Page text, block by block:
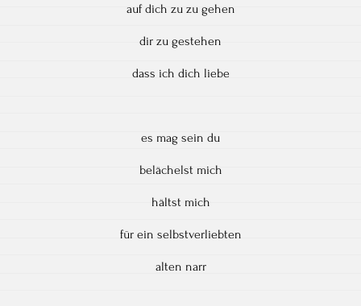
auf dich zu zu gehen
dir zu gestehen
dass ich dich liebe
es mag sein du
belächelst mich
hältst mich
für ein selbstverliebten
alten narr